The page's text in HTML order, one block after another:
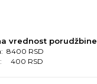
vrednost porudžbine
8400 RSD
400 RSD